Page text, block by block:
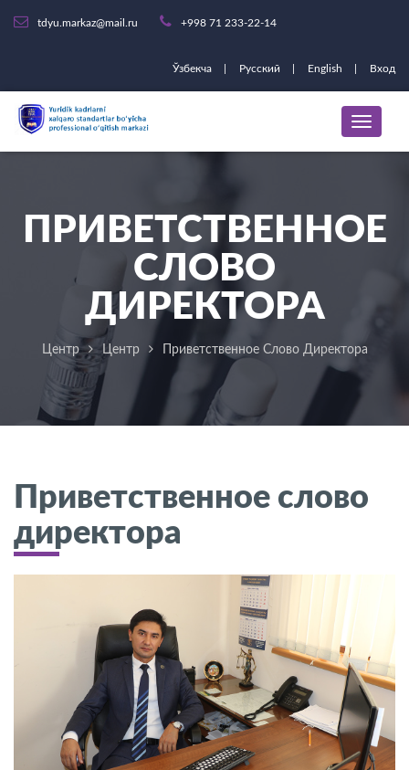
tdyu.markaz@mail.ru +998 71 233-22-14
Ўзбекча Русский English Вход
ПРИВЕТСТВЕННОЕ
СЛОВО
ДИРЕКТОРА
Центр Центр Приветственное Слово Директора
Приветственное слово
директора